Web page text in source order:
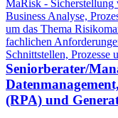
MaRisk - Sicherstellung
Business Analyse,
um das Thema
fachlichen
Schnittstellen, Prozesse
Seniorberater/
(RPA) und